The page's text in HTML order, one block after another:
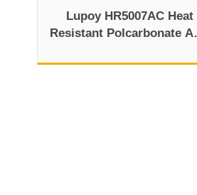
Lupoy HR5007AC Heat
Resistant Polcarbonate